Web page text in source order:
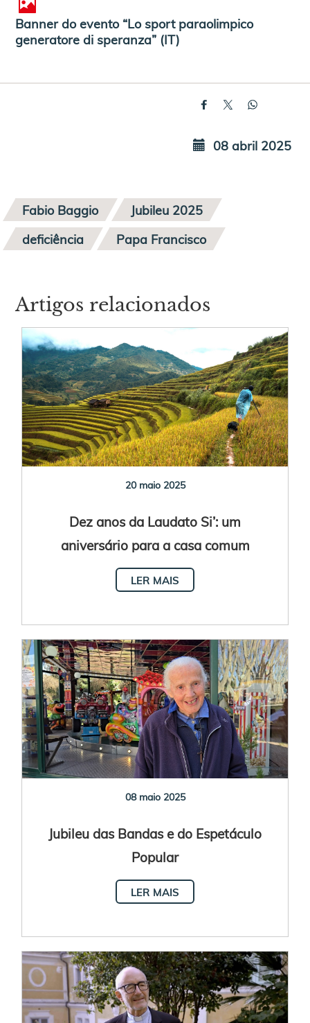
Banner do evento “Lo sport paraolimpico
generatore di speranza” (IT)
08 abril 2025
Fabio Baggio
Jubileu 2025
deficiência
Papa Francisco
Artigos relacionados
20 maio 2025
Dez anos da Laudato Si’: um
aniversário para a casa comum
LER MAIS
08 maio 2025
Jubileu das Bandas e do Espetáculo
Popular
LER MAIS